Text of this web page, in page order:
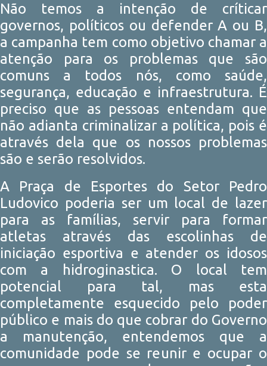
Não temos a intenção de críticar
governos, políticos ou defender A ou B,
a campanha tem como objetivo chamar a
atenção para os problemas que são
comuns a todos nós, como saúde,
segurança, educação e infraestrutura. É
preciso que as pessoas entendam que
não adianta criminalizar a política, pois é
através dela que os nossos problemas
são e serão resolvidos.
A Praça de Esportes do Setor Pedro
Ludovico poderia ser um local de lazer
para as famílias, servir para formar
atletas através das escolinhas de
iniciação esportiva e atender os idosos
com a hidroginastica. O local tem
potencial para tal, mas esta
completamente esquecido pelo poder
público e mais do que cobrar do Governo
a manutenção, entendemos que a
comunidade pode se reunir e ocupar o